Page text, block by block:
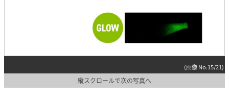
(画像 No.15/21)
縦スクロールで次の写真へ